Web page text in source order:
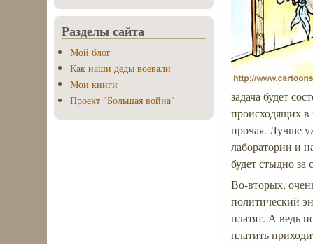
задача будет
происходящих
прочая. Лучше
лаборатории и
будет стыдно за
Во-вторых,
политический
платят. А ведь
платить
Разделы сайта
Мой блог
Как наши деды воевали
Мои книги
Проект "Большая война"